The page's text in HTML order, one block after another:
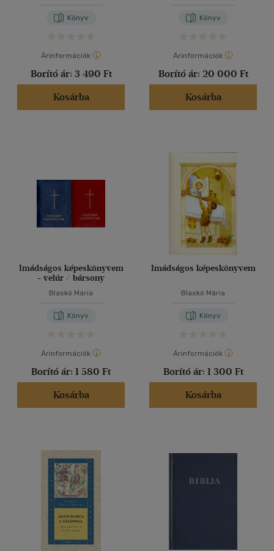
Könyv
Árinformációk
Borító ár: 3 490 Ft
Kosárba
Könyv
Árinformációk
Borító ár: 20 000 Ft
Kosárba
Imádságos képeskönyvem
- velúr / bársony
Blaskó Mária
Könyv
Árinformációk
Borító ár: 1 580 Ft
Kosárba
Imádságos képeskönyvem
Blaskó Mária
Könyv
Árinformációk
Borító ár: 1 300 Ft
Kosárba